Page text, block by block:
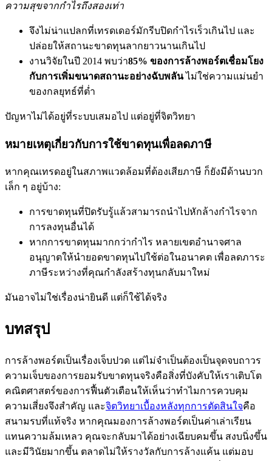
ความสุขจากกำไรถึงสองเท่า
จึงไม่น่าแปลกที่เทรดเดอร์มักรีบปิดกำไรเร็วเกินไป และ
ปล่อยให้สถานะขาดทุนลากยาวนานเกินไป
งานวิจัยในปี 2014 พบว่า85% ของการล้างพอร์ตเชื่อมโยง
กับการเพิ่มขนาดสถานะอย่างฉับพลันไม่ใช่ความแม่นยำ
ของกลยุทธ์ที่ต่ำ
ปัญหาไม่ได้อยู่ที่ระบบเสมอไป แต่อยู่ที่จิตวิทยา
หมายเหตุเกี่ยวกับการใช้ขาดทุนเพื่อลดภาษี
หากคุณเทรดอยู่ในสภาพแวดล้อมที่ต้องเสียภาษี ก็ยังมีด้านบวก
เล็ก ๆ อยู่บ้าง:
การขาดทุนที่ปิดรับรู้แล้วสามารถนำไปหักล้างกำไรจาก
การลงทุนอื่นได้
หากการขาดทุนมากกว่ากำไร หลายเขตอำนาจศาล
อนุญาตให้นำยอดขาดทุนไปใช้ต่อในอนาคต เพื่อลดภาระ
ภาษีระหว่างที่คุณกำลังสร้างทุนกลับมาใหม่
มันอาจไม่ใช่เรื่องน่ายินดี แต่ก็ใช้ได้จริง
บทสรุป
การล้างพอร์ตเป็นเรื่องเจ็บปวด แต่ไม่จำเป็นต้องเป็นจุดจบถาวร
ความเจ็บของการยอมรับขาดทุนจริงคือสิ่งที่บังคับให้เราเติบโต
คณิตศาสตร์ของการฟื้นตัวเตือนให้เห็นว่าทำไมการควบคุม
ความเสี่ยงจึงสำคัญ และจิตวิทยาเบื้องหลังทุกการตัดสินใจคือ
สนามรบที่แท้จริง หากคุณมองการล้างพอร์ตเป็นค่าเล่าเรียน
แทนความล้มเหลว คุณจะกลับมาได้อย่างเฉียบคมขึ้น สงบนิ่งขึ้น
และมีวินัยมากขึ้น ตลาดไม่ให้รางวัลกับการล้างแค้น แต่มอบ